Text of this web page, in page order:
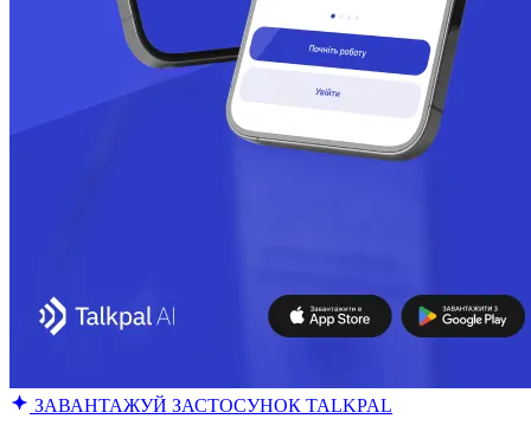
ЗАВАНТАЖУЙ ЗАСТОСУНОК TALKPAL